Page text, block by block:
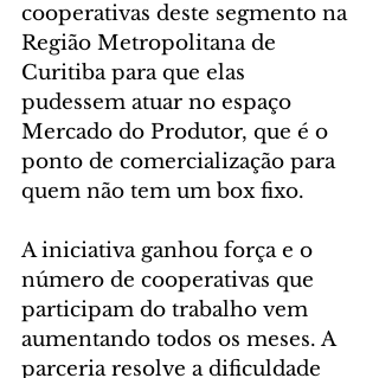
cooperativas deste segmento na
Região Metropolitana de
Curitiba para que elas
pudessem atuar no espaço
Mercado do Produtor, que é o
ponto de comercialização para
quem não tem um box fixo.
A iniciativa ganhou força e o
número de cooperativas que
participam do trabalho vem
aumentando todos os meses. A
parceria resolve a dificuldade